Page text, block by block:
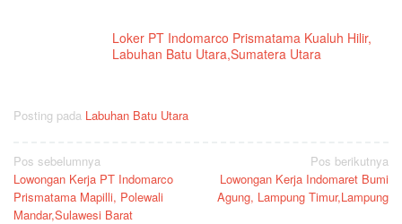
Loker PT Indomarco Prismatama Kualuh Hilir,
Labuhan Batu Utara,Sumatera Utara
Posting pada Labuhan Batu Utara
Navigasi
pos
Pos sebelumnya
Lowongan Kerja PT Indomarco
Prismatama Mapilli, Polewali
Mandar,Sulawesi Barat
Pos berikutnya
Lowongan Kerja Indomaret Bumi
Agung, Lampung Timur,Lampung